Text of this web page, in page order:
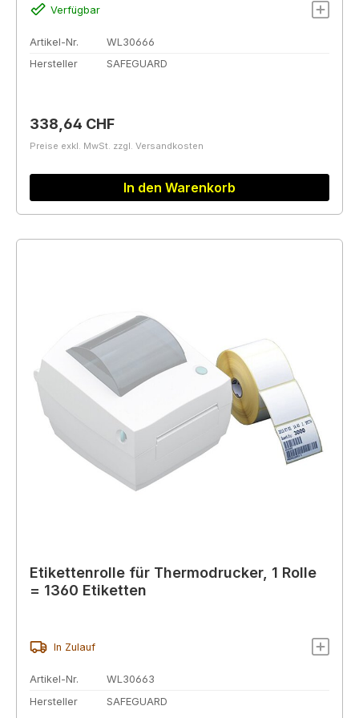
Verfügbar
Artikel-Nr.
WL30666
Hersteller
SAFEGUARD
Regulärer Preis:
338,64 CHF
Preise exkl. MwSt. zzgl. Versandkosten
In den Warenkorb
Etikettenrolle für Thermodrucker, 1 Rolle
= 1360 Etiketten
In Zulauf
Artikel-Nr.
WL30663
Hersteller
SAFEGUARD